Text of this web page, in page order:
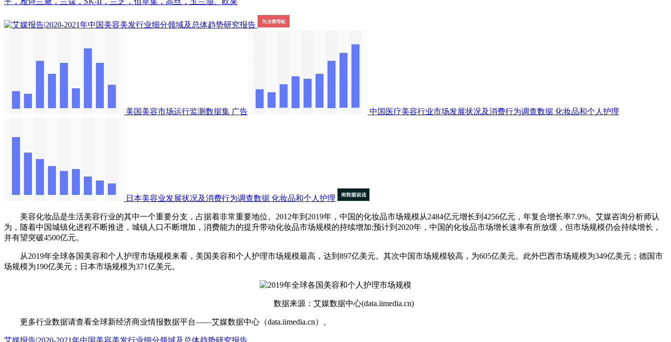
美国美容市场运行监测数据集 广告 中国医疗美容行业市场发展状况及消费行为调查数据 化妆品和个人护理
日本美容业发展状况及消费行为调查数据 化妆品和个人护理
美容化妆品是生活美容行业的其中一个重要分支，占据着非常重要地位。2012年到2019年，中国的化妆品市场规模从2484亿元增长到4256亿元，年复合增长率7.9%。艾媒咨询分析师认
为，随着中国城镇化进程不断推进，城镇人口不断增加，消费能力的提升带动化妆品市场规模的持续增加;预计到2020年，中国的化妆品市场增长速率有所放缓，但市场规模仍会持续增长，
并有望突破4500亿元。
从2019年全球各国美容和个人护理市场规模来看，美国美容和个人护理市场规模最高，达到897亿美元。其次中国市场规模较高，为605亿美元。此外巴西市场规模为349亿美元；德国市
场规模为190亿美元；日本市场规模为371亿美元。
数据来源：艾媒数据中心(data.iimedia.cn)
更多行业数据请查看全球新经济商业情报数据平台——艾媒数据中心（data.iimedia.cn）。
艾媒报告|2020-2021年中国美容美发行业细分领域及总体趋势研究报告